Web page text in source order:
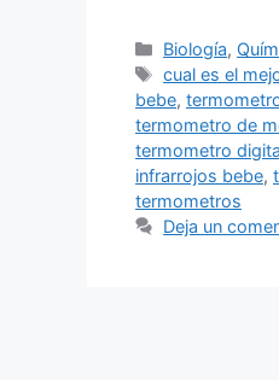
Categorías
Biología,
Etiquetas
cual es el
bebe,
termometro de
termometro
infrarrojos bebe,
termometros
Deja un